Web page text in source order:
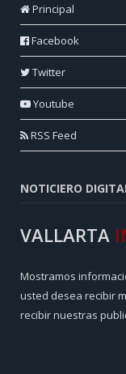
Principal
Facebook
Twitter
Youtube
RSS Feed
NOTICIERO
VALLARTA
Mostramos
usted desea recibir
recibir nuestras